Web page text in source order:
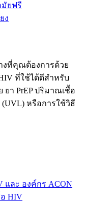
ยฟรี
ง
ที่คุณต้องการด้วย
ที่ใช้ได้ดีสำหรับ
า PrEP ปริมาณเชื้อ
(UVL) หรือการใช้วิธี
และ องค์กร ACON
HIV